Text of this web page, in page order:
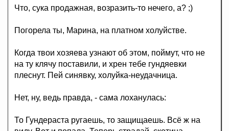
Что, сука продажная, возразить-то нечего, а? ;)
Погорела ты, Марина, на платном холуйстве.
Когда твои хозяева узнают об этом, поймут, что не
на ту клячу поставили, и хрен тебе гундяевки
плеснут. Пей синявку, холуйка-неудачница.
Нет, ну, ведь правда, - сама лоханулась:
То Гундераста ругаешь, то защищаешь. Всё ж на